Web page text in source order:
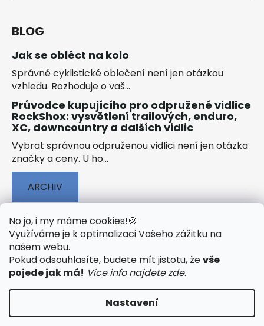
No jo, i my máme cookies!🍪
Využíváme je k optimalizaci Vašeho zážitku na
našem webu.
Pokud odsouhlasíte, budete mít jistotu, ževše
pojede jak má! Více info najdetezde.
Nastavení
BLOG
Jak se obléct na kolo
Správné cyklistické oblečení není jen otázkou
vzhledu. Rozhoduje o vaš...
Průvodce kupujícího pro odpružené vidlice
RockShox: vysvětlení trailových, enduro,
XC, downcountry a dalších vidlic
Vybrat správnou odpruženou vidlici není jen otázka
značky a ceny. U ho...
ARCHIV
🟢 TECHNOLOGIE
🟢 O ELEKTROKOLECH
🟢 NÁVODY KE STAŽENÍ